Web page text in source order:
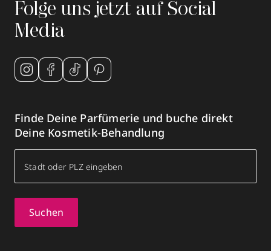
Folge uns jetzt auf Social
Media
Finde Deine Parfümerie und buche direkt
Deine Kosmetik-Behandlung
Suchen